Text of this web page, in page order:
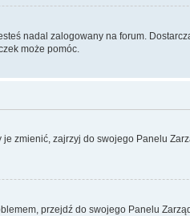
nadal zalogowany na forum.
może pomóc.
zmienić, zajrzyj do swojego Panelu
przejdź do swojego Panelu